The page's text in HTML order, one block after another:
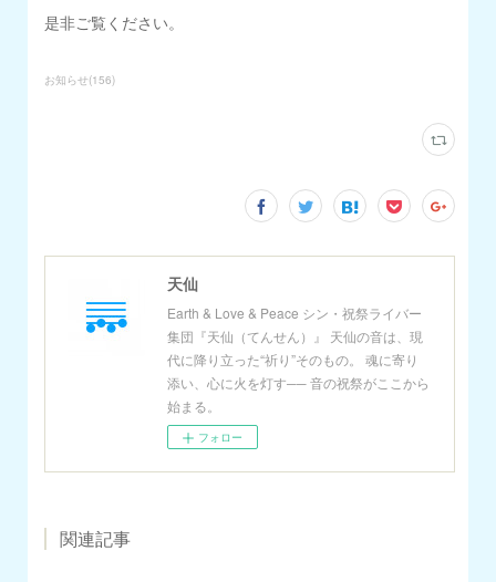
是非ご覧ください。
お知らせ(156)
天仙
Earth & Love & Peace シン・祝祭ライバー
集団『天仙（てんせん）』 天仙の音は、現
代に降り立った“祈り”そのもの。 魂に寄り
添い、心に火を灯す── 音の祝祭がここから
始まる。
フォロー
関連記事